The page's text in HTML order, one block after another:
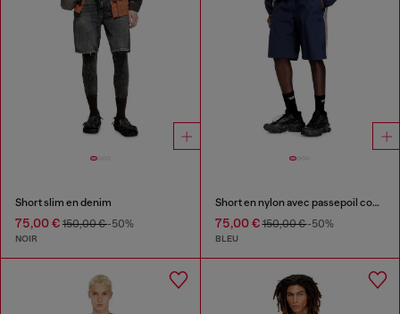
Short slim en denim
75,00 € 150,00 €-50%
NOIR
Short en nylon avec passepoil contrastant
75,00 €150,00 €-50%
BLEU